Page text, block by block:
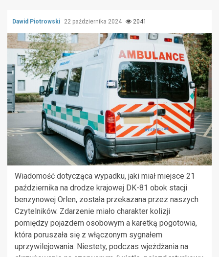
Dawid Piotrowski 22 października 2024 2041
Wiadomość dotycząca wypadku, jaki miał miejsce 21
października na drodze krajowej DK-81 obok stacji
benzynowej Orlen, została przekazana przez naszych
Czytelników. Zdarzenie miało charakter kolizji
pomiędzy pojazdem osobowym a karetką pogotowia,
która poruszała się z włączonym sygnałem
uprzywilejowania. Niestety, podczas wjeżdżania na